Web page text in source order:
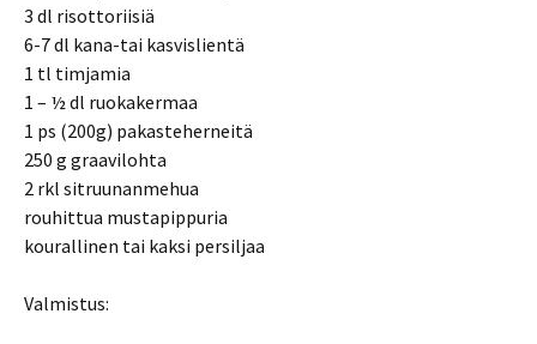
3 dl risottoriisiä
6-7 dl kana-tai kasvislientä
1 tl timjamia
1 – ½ dl ruokakermaa
1 ps (200g) pakasteherneitä
250 g graavilohta
2 rkl sitruunanmehua
rouhittua mustapippuria
kourallinen tai kaksi persiljaa
Valmistus: